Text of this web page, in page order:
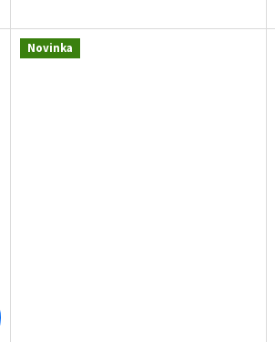
Novinka